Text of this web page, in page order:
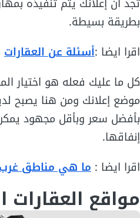
بطريقة بسيطة.
اقرا ايضا :أسئلة عن العقارات
كل ما عليك فعله هو اختيار
موضع إعلانك ومن هنا يصبح
بأفضل سعر وبأقل مجهود
إنفاقها.
اقرا ايضا : ما هي مناطق غرب
مواقع العقارات